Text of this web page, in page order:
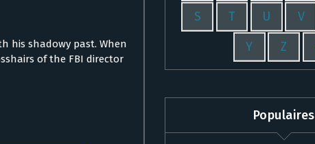
his shadowy past. When
of the FBI director
S T U V
Y Z
Populaires